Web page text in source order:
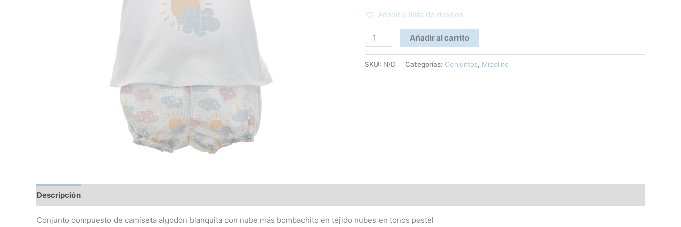
Añadir a lista de deseos
Añadir al carrito
SKU: N/D Categorías: Conjuntos, Micolino
Descripción
Conjunto compuesto de camiseta algodón blanquita con nube más bombachito en tejido nubes en tonos pastel